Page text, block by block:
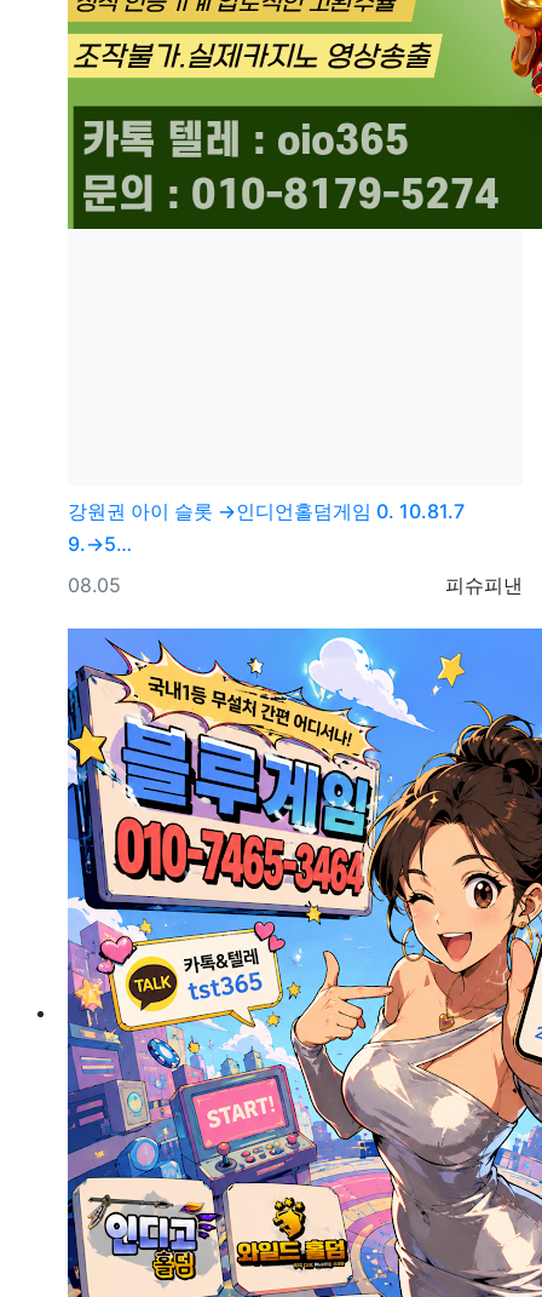
강원권 아이 슬롯 →인디언홀덤게임 0. 10.81.7
9.→5…
등록자
피슈피낸
등록일
08.05